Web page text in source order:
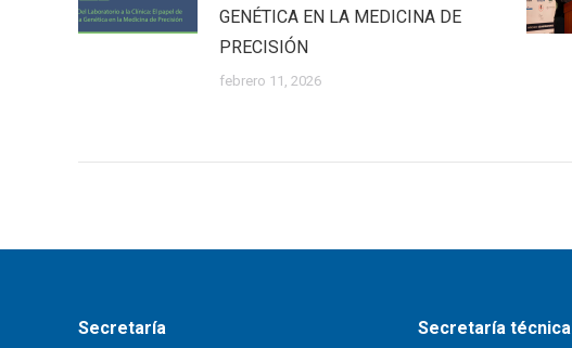
GENÉTICA EN LA MEDICINA DE
PRECISIÓN
febrero 11, 2026
Secretaría Secretaría técnica